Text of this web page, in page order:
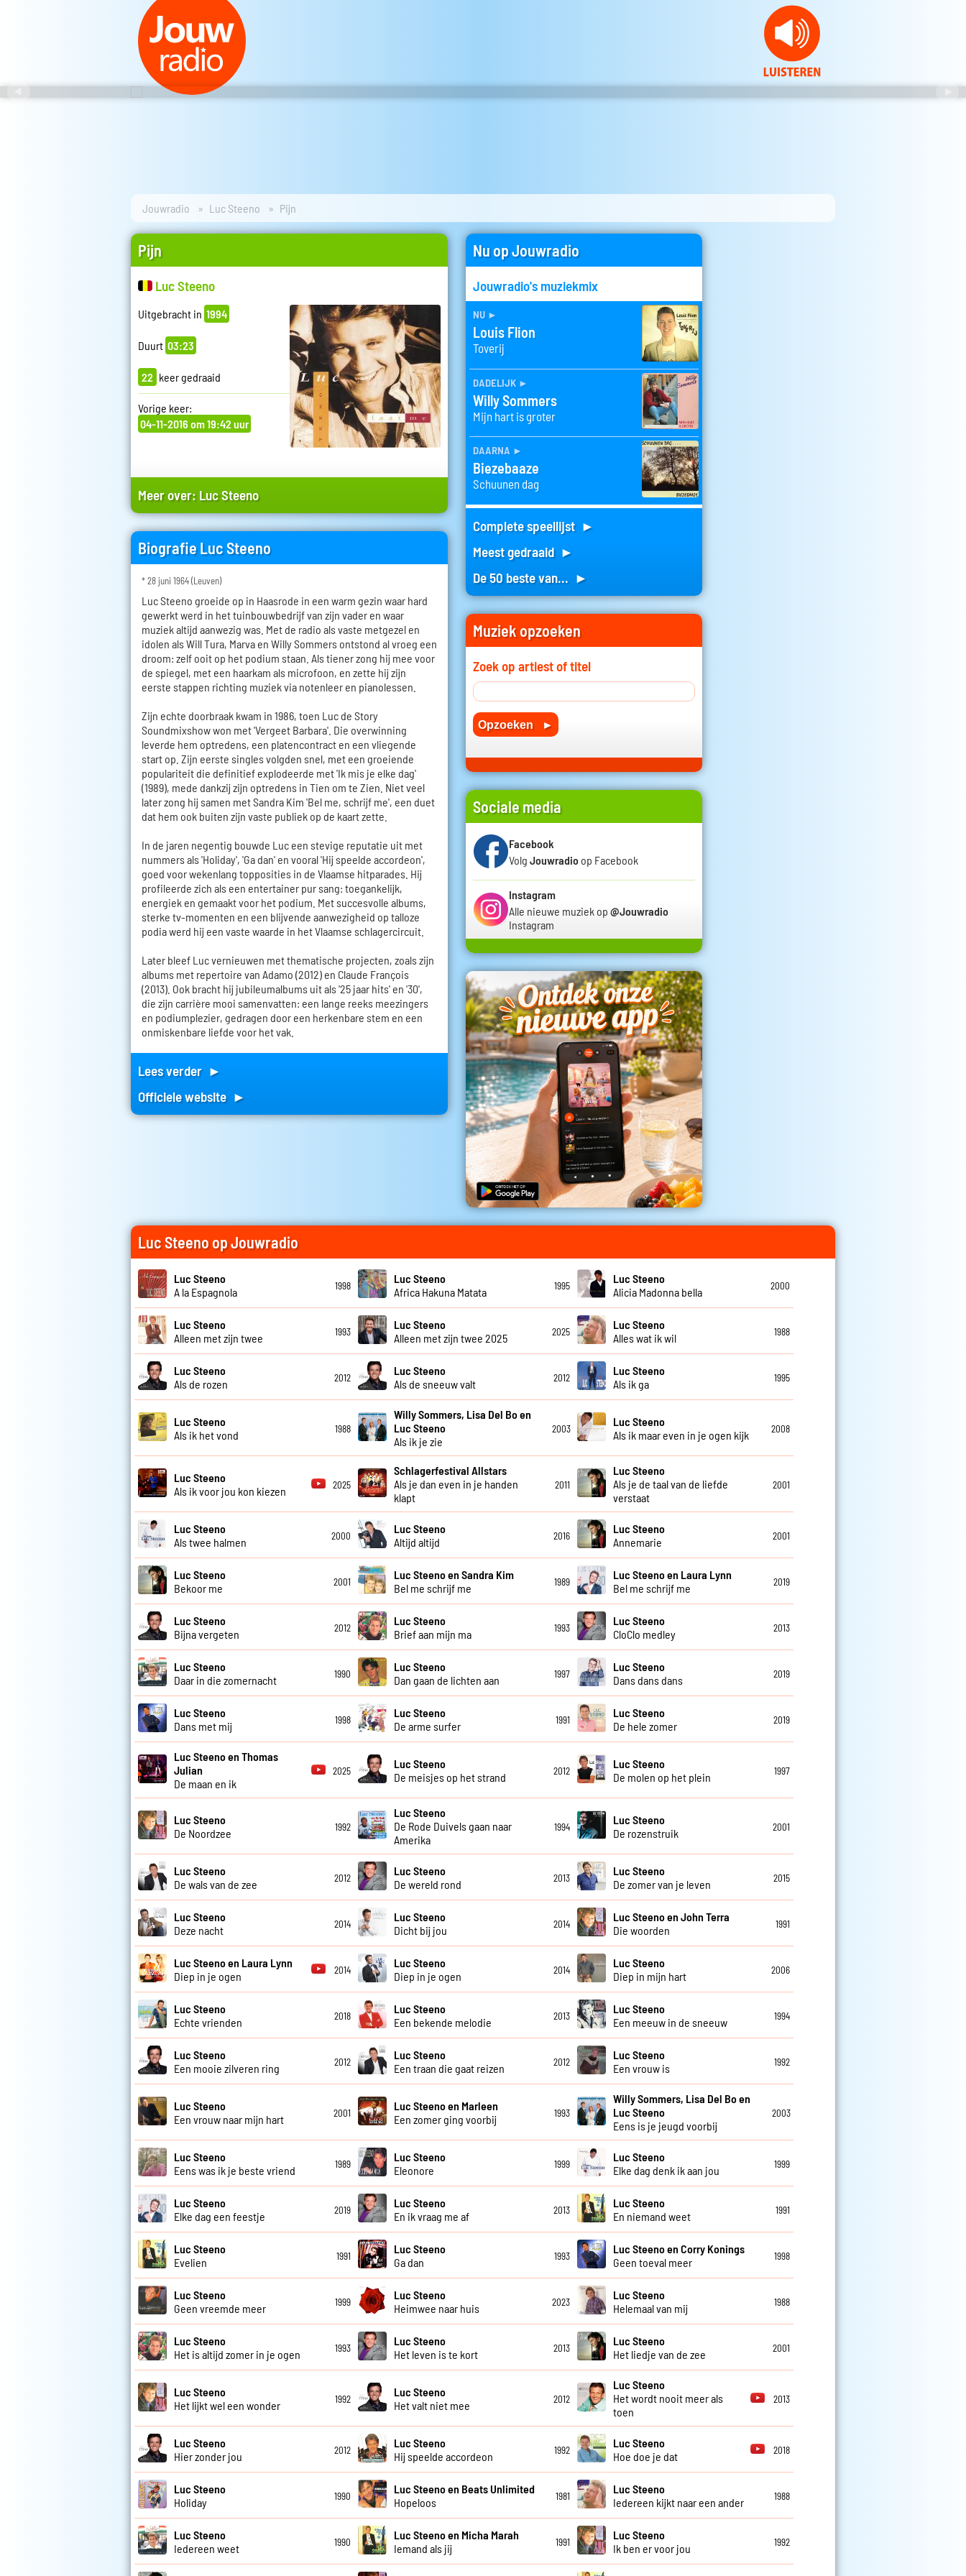
Jouwradio Luc Steeno Pijn
Pijn
Luc Steeno
Uitgebracht in 1994
Duurt 03:23
22 keer gedraaid
Vorige keer:
04-11-2016 om 19:42 uur
Meer over: Luc Steeno
Biografie Luc Steeno
* 28 juni 1964 (Leuven)
Luc Steeno groeide op in Haasrode in een warm gezin waar hard
gewerkt werd in het tuinbouwbedrijf van zijn vader en waar
muziek altijd aanwezig was. Met de radio als vaste metgezel en
idolen als Will Tura, Marva en Willy Sommers ontstond al vroeg een
droom: zelf ooit op het podium staan. Als tiener zong hij mee voor
de spiegel, met een haarkam als microfoon, en zette hij zijn
eerste stappen richting muziek via notenleer en pianolessen.
Zijn echte doorbraak kwam in 1986, toen Luc de Story
Soundmixshow won met 'Vergeet Barbara'. Die overwinning
leverde hem optredens, een platencontract en een vliegende
start op. Zijn eerste singles volgden snel, met een groeiende
populariteit die definitief explodeerde met 'Ik mis je elke dag'
(1989), mede dankzij zijn optredens in Tien om te Zien. Niet veel
later zong hij samen met Sandra Kim 'Bel me, schrijf me', een duet
dat hem ook buiten zijn vaste publiek op de kaart zette.
In de jaren negentig bouwde Luc een stevige reputatie uit met
nummers als 'Holiday', 'Ga dan' en vooral 'Hij speelde accordeon',
goed voor wekenlang topposities in de Vlaamse hitparades. Hij
profileerde zich als een entertainer pur sang: toegankelijk,
energiek en gemaakt voor het podium. Met succesvolle albums,
sterke tv-momenten en een blijvende aanwezigheid op talloze
podia werd hij een vaste waarde in het Vlaamse schlagercircuit.
Later bleef Luc vernieuwen met thematische projecten, zoals zijn
albums met repertoire van Adamo (2012) en Claude François
(2013). Ook bracht hij jubileumalbums uit als '25 jaar hits' en '30',
die zijn carrière mooi samenvatten: een lange reeks meezingers
en podiumplezier, gedragen door een herkenbare stem en een
onmiskenbare liefde voor het vak.
Lees verder ►
Officiele website ►
Nu op Jouwradio
Jouwradio's muziekmix
nu ►
Louis Flion
Toverij
dadelijk ►
Willy Sommers
Mijn hart is groter
daarna ►
Biezebaaze
Schuunen dag
Complete speellijst ►
Meest gedraaid ►
De 50 beste van... ►
Muziek opzoeken
Zoek op artiest of titel
Sociale media
Facebook
Volg Jouwradio op Facebook
Instagram
Alle nieuwe muziek op @Jouwradio
Instagram
Luc Steeno op Jouwradio
Luc Steeno
A la Espagnola
1998
Luc Steeno
Africa Hakuna Matata
1995
Luc Steeno
Alicia Madonna bella
2000
Luc Steeno
Alleen met zijn twee
1993
Luc Steeno
Alleen met zijn twee 2025
2025
Luc Steeno
Alles wat ik wil
1988
Luc Steeno
Als de rozen
2012
Luc Steeno
Als de sneeuw valt
2012
Luc Steeno
Als ik ga
1995
Luc Steeno
Als ik het vond
1988
Willy Sommers, Lisa Del Bo en
Luc Steeno
Als ik je zie
2003
Luc Steeno
Als ik maar even in je ogen kijk
2008
Luc Steeno
Als ik voor jou kon kiezen
2025
Schlagerfestival Allstars
Als je dan even in je handen
klapt
2011
Luc Steeno
Als je de taal van de liefde
verstaat
2001
Luc Steeno
Als twee halmen
2000
Luc Steeno
Altijd altijd
2016
Luc Steeno
Annemarie
2001
Luc Steeno
Bekoor me
2001
Luc Steeno en Sandra Kim
Bel me schrijf me
1989
Luc Steeno en Laura Lynn
Bel me schrijf me
2019
Luc Steeno
Bijna vergeten
2012
Luc Steeno
Brief aan mijn ma
1993
Luc Steeno
CloClo medley
2013
Luc Steeno
Daar in die zomernacht
1990
Luc Steeno
Dan gaan de lichten aan
1997
Luc Steeno
Dans dans dans
2019
Luc Steeno
Dans met mij
1998
Luc Steeno
De arme surfer
1991
Luc Steeno
De hele zomer
2019
Luc Steeno en Thomas
Julian
De maan en ik
2025
Luc Steeno
De meisjes op het strand
2012
Luc Steeno
De molen op het plein
1997
Luc Steeno
De Noordzee
1992
Luc Steeno
De Rode Duivels gaan naar
Amerika
1994
Luc Steeno
De rozenstruik
2001
Luc Steeno
De wals van de zee
2012
Luc Steeno
De wereld rond
2013
Luc Steeno
De zomer van je leven
2015
Luc Steeno
Deze nacht
2014
Luc Steeno
Dicht bij jou
2014
Luc Steeno en John Terra
Die woorden
1991
Luc Steeno en Laura Lynn
Diep in je ogen
2014
Luc Steeno
Diep in je ogen
2014
Luc Steeno
Diep in mijn hart
2006
Luc Steeno
Echte vrienden
2018
Luc Steeno
Een bekende melodie
2013
Luc Steeno
Een meeuw in de sneeuw
1994
Luc Steeno
Een mooie zilveren ring
2012
Luc Steeno
Een traan die gaat reizen
2012
Luc Steeno
Een vrouw is
1992
Luc Steeno
Een vrouw naar mijn hart
2001
Luc Steeno en Marleen
Een zomer ging voorbij
1993
Willy Sommers, Lisa Del Bo en
Luc Steeno
Eens is je jeugd voorbij
2003
Luc Steeno
Eens was ik je beste vriend
1989
Luc Steeno
Eleonore
1999
Luc Steeno
Elke dag denk ik aan jou
1999
Luc Steeno
Elke dag een feestje
2019
Luc Steeno
En ik vraag me af
2013
Luc Steeno
En niemand weet
1991
Luc Steeno
Evelien
1991
Luc Steeno
Ga dan
1993
Luc Steeno en Corry Konings
Geen toeval meer
1998
Luc Steeno
Geen vreemde meer
1999
Luc Steeno
Heimwee naar huis
2023
Luc Steeno
Helemaal van mij
1988
Luc Steeno
Het is altijd zomer in je ogen
1993
Luc Steeno
Het leven is te kort
2013
Luc Steeno
Het liedje van de zee
2001
Luc Steeno
Het lijkt wel een wonder
1992
Luc Steeno
Het valt niet mee
2012
Luc Steeno
Het wordt nooit meer als
toen
2013
Luc Steeno
Hier zonder jou
2012
Luc Steeno
Hij speelde accordeon
1992
Luc Steeno
Hoe doe je dat
2018
Luc Steeno
Holiday
1990
Luc Steeno en Beats Unlimited
Hopeloos
1981
Luc Steeno
Iedereen kijkt naar een ander
1988
Luc Steeno
Iedereen weet
1990
Luc Steeno en Micha Marah
Iemand als jij
1991
Luc Steeno
Ik ben er voor jou
1992